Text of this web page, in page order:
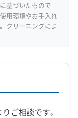
基づいたもので
用環境やお手入れ
クリーニングによ
ご相談です。